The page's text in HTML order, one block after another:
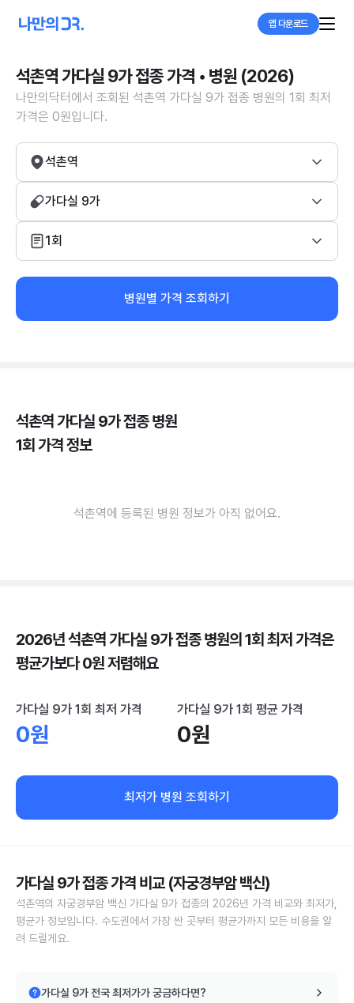
앱 다운로드
석촌역 가다실 9가 접종 가격 • 병원 (2026)
나만의닥터에서 조회된 석촌역 가다실 9가 접종 병원의 1회 최저
가격은 0원입니다.
석촌역
가다실 9가
1회
병원별 가격 조회하기
석촌역 가다실 9가 접종 병원
1회 가격 정보
석촌역에 등록된 병원 정보가 아직 없어요.
2026년 석촌역 가다실 9가 접종 병원의 1회 최저 가격은
평균가보다 0원 저렴해요
가다실 9가 1회 최저 가격
0원
가다실 9가 1회 평균 가격
0원
최저가 병원 조회하기
가다실 9가 접종 가격 비교 (자궁경부암 백신)
석촌역의 자궁경부암 백신 가다실 9가 접종의 2026년 가격 비교와 최저가,
평균가 정보입니다. 수도권에서 가장 싼 곳부터 평균가까지 모든 비용을 알
려 드릴게요.
가다실 9가 전국 최저가가 궁금하다면?